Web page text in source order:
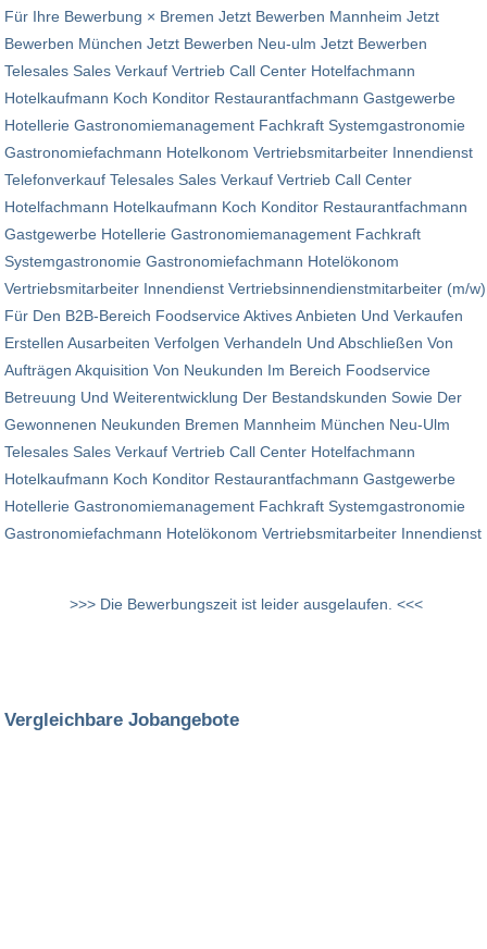
Für Ihre Bewerbung × Bremen Jetzt Bewerben Mannheim Jetzt
Bewerben München Jetzt Bewerben Neu-ulm Jetzt Bewerben
Telesales Sales Verkauf Vertrieb Call Center Hotelfachmann
Hotelkaufmann Koch Konditor Restaurantfachmann Gastgewerbe
Hotellerie Gastronomiemanagement Fachkraft Systemgastronomie
Gastronomiefachmann Hotelkonom Vertriebsmitarbeiter Innendienst
Telefonverkauf Telesales Sales Verkauf Vertrieb Call Center
Hotelfachmann Hotelkaufmann Koch Konditor Restaurantfachmann
Gastgewerbe Hotellerie Gastronomiemanagement Fachkraft
Systemgastronomie Gastronomiefachmann Hotelökonom
Vertriebsmitarbeiter Innendienst Vertriebsinnendienstmitarbeiter (m/w)
Für Den B2B-Bereich Foodservice Aktives Anbieten Und Verkaufen
Erstellen Ausarbeiten Verfolgen Verhandeln Und Abschließen Von
Aufträgen Akquisition Von Neukunden Im Bereich Foodservice
Betreuung Und Weiterentwicklung Der Bestandskunden Sowie Der
Gewonnenen Neukunden Bremen Mannheim München Neu-Ulm
Telesales Sales Verkauf Vertrieb Call Center Hotelfachmann
Hotelkaufmann Koch Konditor Restaurantfachmann Gastgewerbe
Hotellerie Gastronomiemanagement Fachkraft Systemgastronomie
Gastronomiefachmann Hotelökonom Vertriebsmitarbeiter Innendienst
>>> Die Bewerbungszeit ist leider ausgelaufen. <<<
Vergleichbare Jobangebote